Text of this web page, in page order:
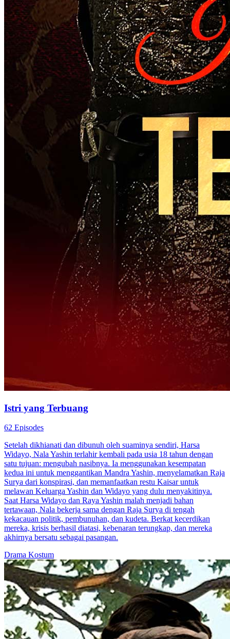
Istri yang Terbuang
62 Episodes
Setelah dikhianati dan dibunuh oleh suaminya sendiri, Harsa
Widayo, Nala Yashin terlahir kembali pada usia 18 tahun dengan
satu tujuan: mengubah nasibnya. Ia menggunakan kesempatan
kedua ini untuk menggantikan Mandra Yashin, menyelamatkan Raja
Surya dari konspirasi, dan memanfaatkan restu Kaisar untuk
melawan Keluarga Yashin dan Widayo yang dulu menyakitinya.
Saat Harsa Widayo dan Raya Yashin malah menjadi bahan
tertawaan, Nala bekerja sama dengan Raja Surya di tengah
kekacauan politik, pembunuhan, dan kudeta. Berkat kecerdikan
mereka, krisis berhasil diatasi, kebenaran terungkap, dan mereka
akhirnya bersatu sebagai pasangan.
Drama Kostum